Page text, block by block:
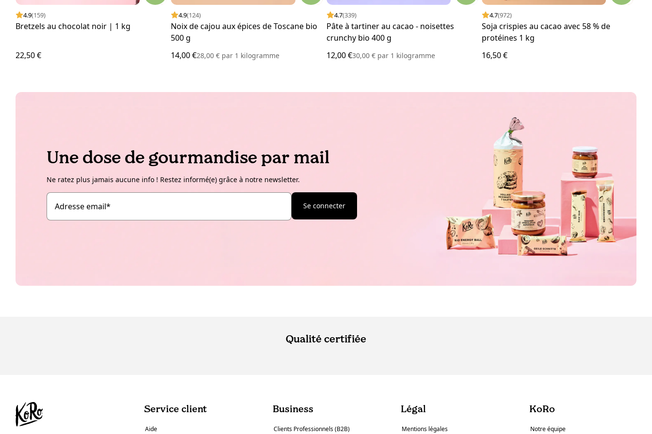
4.9(159)
Bretzels au chocolat noir | 1 kg
22,50 €
4.9(124)
Noix de cajou aux épices de Toscane bio
500 g
14,00 €28,00 € par 1 kilogramme
4.7(339)
Pâte à tartiner au cacao - noisettes
crunchy bio 400 g
12,00 €30,00 € par1 kilogramme
4.7(972)
Soja crispies au cacao avec 58 % de
protéines 1 kg
16,50 €
Une dose de gourmandise par mail
Ne ratez plus jamais aucune info ! Restez informé(e) grâce à notre newsletter.
Adresse email* Se connecter
Qualité certifiée
Service client
Aide
Business
Clients Professionnels (B2B)
Légal
Mentions légales
KoRo
Notre équipe